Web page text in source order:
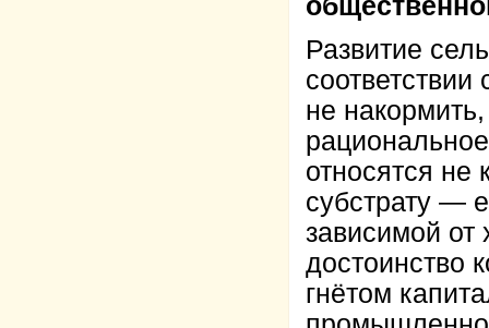
Развитие
не
относятся не
субстрату —
зависимой от
достоинство
гнётом